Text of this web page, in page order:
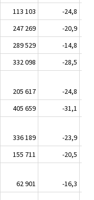
113 103
-24,8
247 269
-20,9
289 529
-14,8
332 098
-28,5
205 617
-24,8
405 659
-31,1
336 189
-23,9
155 711
-20,5
62 901
-16,3